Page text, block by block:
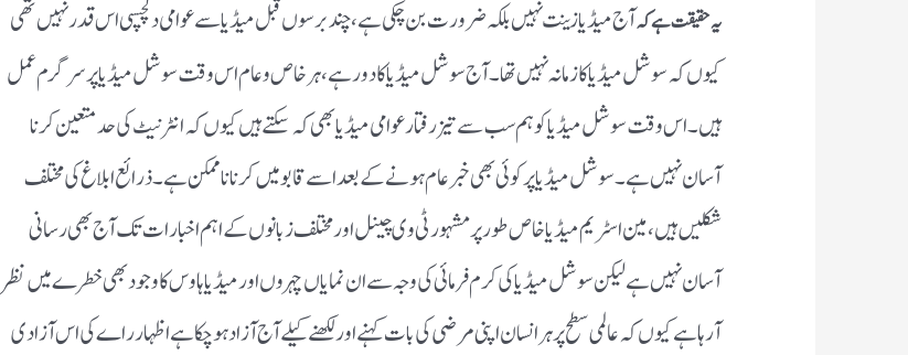
یہ حقیقت ہے کہآج میڈیا زینت نہیں بلکہ ضرورت بن چکی ہے، چند برسوں قبل میڈیا سے عوامی دلچسپی اس قدر نہیں تھی
کیوں کہ سوشل میڈیا کا زمانہ نہیں تھا۔آج سوشل میڈیا کادور ہے، ہر خاص وعام اس وقت سوشل میڈیا پرسرگرم عمل
ہیں۔اس وقت سوشل میڈیا کو ہم سب سے تیز رفتار عوامی میڈیا بھی کہ سکتے ہیں کیوں کہ انٹرنیٹ کی حد متعین کرنا
آسان نہیں ہے۔سوشل میڈیا پر کوئی بھی خبر عام ہونے کے بعد اسے قابو میں کرنا ناممکن ہے۔ذرائع ابلاغ کی مختلف
شکلیں ہیں،مین اسٹریم میڈیا خاص طورپر مشہور ٹی وی چینل اور مختلف زبانوں کے اہم اخبارات تک آج بھی رسانی
آسان نہیں ہے لیکن سوشل میڈیا کی کرم فرمائی کی وجہ سے ان نمایاں چہروں اور میڈیاہاوس کاوجود بھی خطرے میں نظر
آرہا ہے کیوں کہ عالمی سطح پر ہر انسان اپنی مرضی کی بات کہنے اور لکھنے کیلے آج آزاد ہوچکاہے اظہار راے کی اس آزادی